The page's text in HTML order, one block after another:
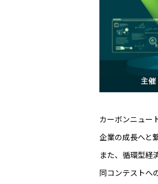
カーボンニュー
企業の成長へと
また、循環型経
同コンテストへ